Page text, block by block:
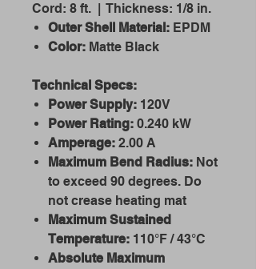
Cord: 8 ft. | Thickness: 1/8 in.
Outer Shell Material: EPDM
Color: Matte Black
Technical Specs:
Power Supply: 120V
Power Rating: 0.240 kW
Amperage: 2.00 A
Maximum Bend Radius: Not
to exceed 90 degrees. Do
not crease heating mat
Maximum Sustained
Temperature: 110°F / 43°C
Absolute Maximum